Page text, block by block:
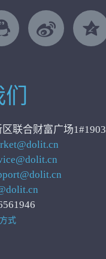
联合财富广场1#1903
式